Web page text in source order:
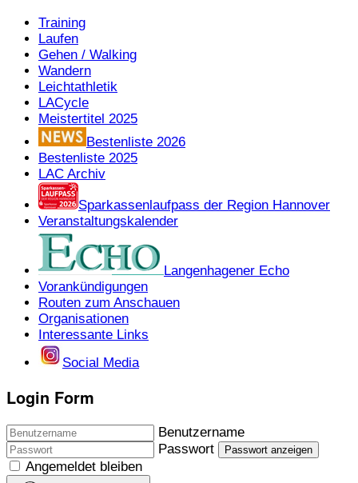
Training
Laufen
Gehen / Walking
Wandern
Leichtathletik
LACycle
Meistertitel 2025
Bestenliste 2026
Bestenliste 2025
LAC Archiv
Sparkassenlaufpass der Region Hannover
Veranstaltungskalender
Langenhagener Echo
Vorankündigungen
Routen zum Anschauen
Organisationen
Interessante Links
Social Media
Login Form
Benutzername
Passwort
Passwort anzeigen
Angemeldet bleiben